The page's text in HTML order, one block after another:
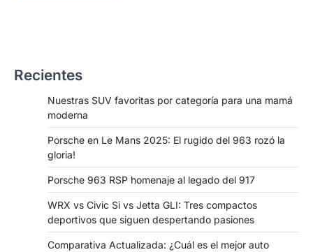
Recientes
Nuestras SUV favoritas por categoría para una mamá
moderna
Porsche en Le Mans 2025: El rugido del 963 rozó la
gloria!
Porsche 963 RSP homenaje al legado del 917
WRX vs Civic Si vs Jetta GLI: Tres compactos
deportivos que siguen despertando pasiones
Comparativa Actualizada: ¿Cuál es el mejor auto